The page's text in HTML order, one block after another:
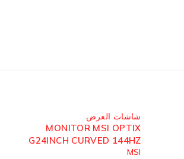
شاشات العرض
MONITOR MSI OPTIX
G24INCH CURVED 144HZ
MSI